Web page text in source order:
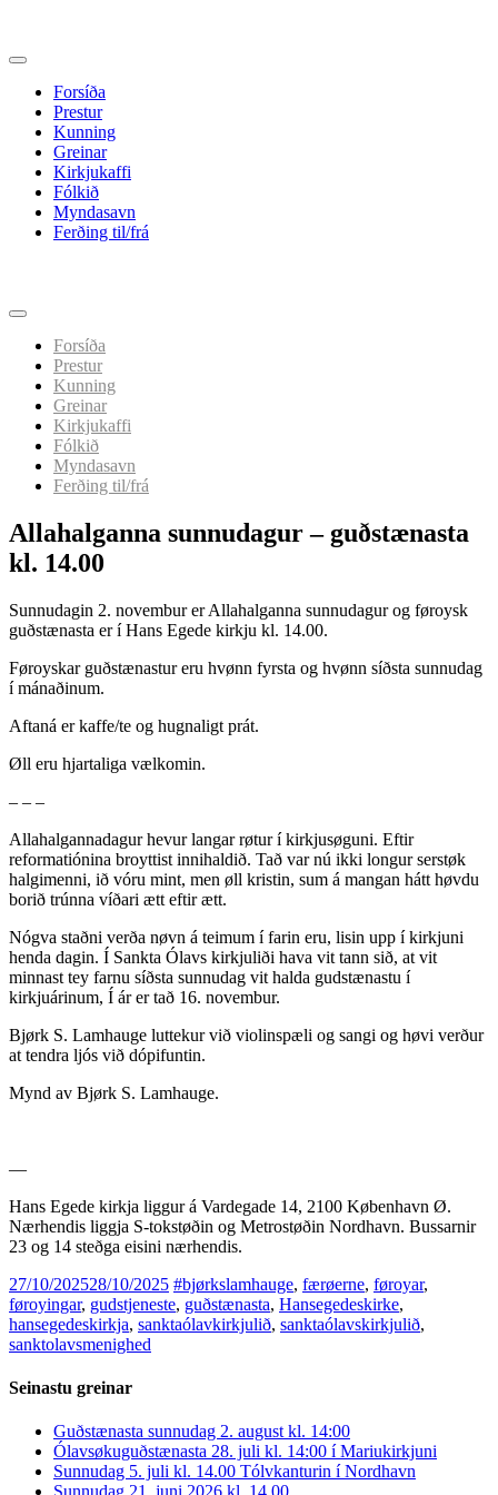
Forsíða
Prestur
Kunning
Greinar
Kirkjukaffi
Fólkið
Myndasavn
Ferðing til/frá
indhold
Forsíða
Prestur
Kunning
Greinar
Kirkjukaffi
Fólkið
Myndasavn
Ferðing til/frá
Allahalganna sunnudagur – guðstænasta
kl. 14.00
Sunnudagin 2. novembur er Allahalganna sunnudagur og føroysk
guðstænasta er í Hans Egede kirkju kl. 14.00.
Føroyskar guðstænastur eru hvønn fyrsta og hvønn síðsta sunnudag
í mánaðinum.
Aftaná er kaffe/te og hugnaligt prát.
Øll eru hjartaliga vælkomin.
– – –
Allahalgannadagur hevur langar røtur í kirkjusøguni. Eftir
reformatiónina broyttist innihaldið. Tað var nú ikki longur serstøk
halgimenni, ið vóru mint, men øll kristin, sum á mangan hátt høvdu
borið trúnna víðari ætt eftir ætt.
Nógva staðni verða nøvn á teimum í farin eru, lisin upp í kirkjuni
henda dagin. Í Sankta Ólavs kirkjuliði hava vit tann sið, at vit
minnast tey farnu síðsta sunnudag vit halda gudstænastu í
kirkjuárinum, Í ár er tað 16. novembur.
Bjørk S. Lamhauge luttekur við violinspæli og sangi og høvi verður
at tendra ljós við dópifuntin.
Mynd av Bjørk S. Lamhauge.
—
Hans Egede kirkja liggur á Vardegade 14, 2100 København Ø.
Nærhendis liggja S-tokstøðin og Metrostøðin Nordhavn. Bussarnir
23 og 14 steðga eisini nærhendis.
27/10/202528/10/2025 #bjørkslamhauge, færøerne, føroyar,
føroyingar, gudstjeneste, guðstænasta, Hansegedeskirke,
hansegedeskirkja, sanktaólavkirkjulið, sanktaólavskirkjulið,
sanktolavsmenighed
Seinastu greinar
Guðstænasta sunnudag 2. august kl. 14:00
Ólavsøkuguðstænasta 28. juli kl. 14:00 í Mariukirkjuni
Sunnudag 5. juli kl. 14.00 Tólvkanturin í Nordhavn